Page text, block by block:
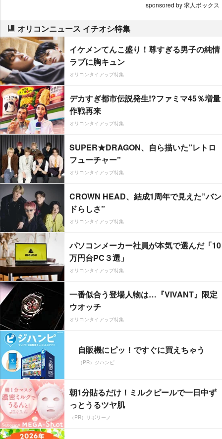
sponsored by 求人ボックス
オリコンニュース イチオシ特集
イケメンてんこ盛り！尊すぎる男子の純情
ラブに胸キュン
オリコンタイアップ特集
デカすぎ都市伝説発生!?ファミマ45％増量
作戦再来
オリコンタイアップ特集
SUPER★DRAGON、自ら描いた”レトロ
フューチャー”
オリコンタイアップ特集
CROWN HEAD、結成1周年で見えた”バン
ドらしさ”
オリコンタイアップ特集
パソコンメーカー社員が本気で選んだ「10
万円台PC３選」
オリコンタイアップ特集
一番似合う登場人物は…『VIVANT』限定
ウオッチ
オリコンタイアップ特集
自販機にピッ！ですぐに買えちゃう
（PR）ジハンピ
朝1分貼るだけ！ミルクピールで一日中ず
っとうるツヤ肌
（PR）サボリーノ